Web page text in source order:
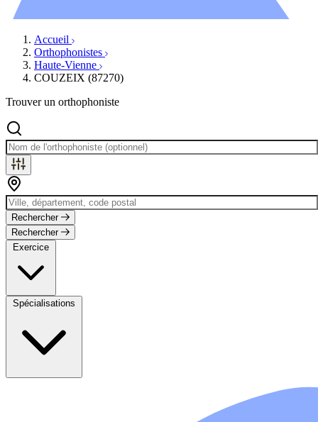
Accueil
Orthophonistes
Haute-Vienne
COUZEIX (87270)
Trouver un orthophoniste
Rechercher
Rechercher
Exercice
Spécialisations